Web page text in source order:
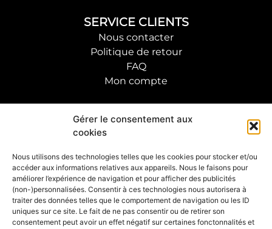
Gérer le consentement aux
cookies
Nous utilisons des technologies telles que les cookies pour stocker et/ou
accéder aux informations relatives aux appareils. Nous le faisons pour
améliorer l’expérience de navigation et pour afficher des publicités
(non-)personnalisées. Consentir à ces technologies nous autorisera à
traiter des données telles que le comportement de navigation ou les ID
uniques sur ce site. Le fait de ne pas consentir ou de retirer son
consentement peut avoir un effet négatif sur certaines fonctonnalités et
SERVICE CLIENTS
Nous contacter
Politique de retour
FAQ
Mon compte
SUIVRE L'ARTISTE
S'INSCRIRE À LA NEWSLETTERS
OK